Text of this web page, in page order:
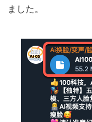
ました。